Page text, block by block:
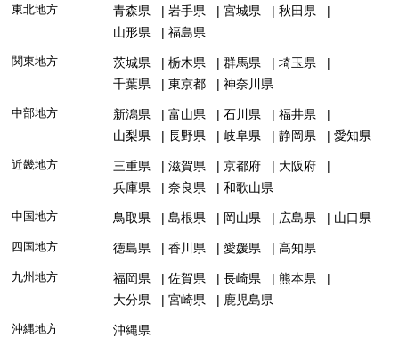
東北地方 青森県 岩手県 宮城県
秋田県
山形県
福島県
関東地方 茨城県 栃木県 群馬県
埼玉県
千葉県
東京都 神奈川県
中部地方 新潟県 富山県 石川県
福井県
山梨県
長野県 岐阜県 静岡県 愛知県
近畿地方 三重県 滋賀県 京都府
大阪府
兵庫県
奈良県 和歌山県
中国地方 鳥取県 島根県 岡山県 広島県 山口県
四国地方 徳島県 香川県 愛媛県 高知県
九州地方 福岡県 佐賀県 長崎県
熊本県
大分県
宮崎県 鹿児島県
沖縄地方 沖縄県